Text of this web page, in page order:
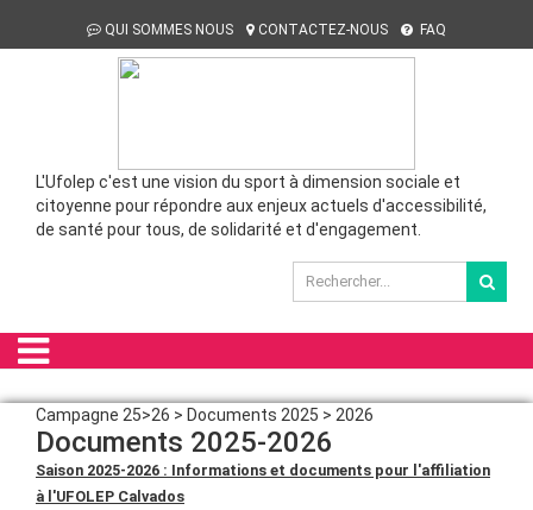
QUI SOMMES NOUS CONTACTEZ-NOUS FAQ
L'Ufolep c'est une vision du sport à dimension sociale et
citoyenne pour répondre aux enjeux actuels d'accessibilité,
de santé pour tous, de solidarité et d'engagement.
Campagne 25>26 > Documents 2025 > 2026
Documents 2025-2026
Saison 2025-2026 : Informations et documents pour l'affiliation
à l'UFOLEP Calvados